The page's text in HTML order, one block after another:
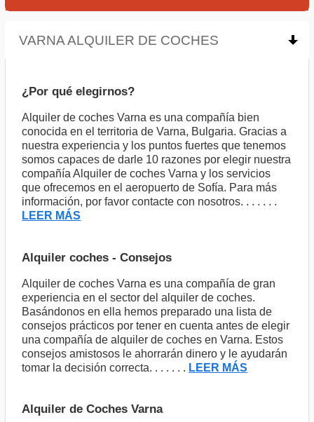
VARNA ALQUILER DE COCHES click to
¿Por qué elegirnos?
Alquiler de coches Varna es una compañía bien
conocida en el territoria de Varna, Bulgaria. Gracias a
nuestra experiencia y los puntos fuertes que tenemos
somos capaces de darle 10 razones por elegir nuestra
compañía Alquiler de coches Varna y los servicios
que ofrecemos en el aeropuerto de Sofía. Para más
información, por favor contacte con nosotros. . . . . . .
LEER MÁS
Alquiler coches - Consejos
Alquiler de coches Varna es una compañía de gran
experiencia en el sector del alquiler de coches.
Basándonos en ella hemos preparado una lista de
consejos prácticos por tener en cuenta antes de elegir
una compañía de alquiler de coches en Varna. Estos
consejos amistosos le ahorrarán dinero y le ayudarán
tomar la decisión correcta. . . . . . . LEER MÁS
Alquiler de Coches Varna